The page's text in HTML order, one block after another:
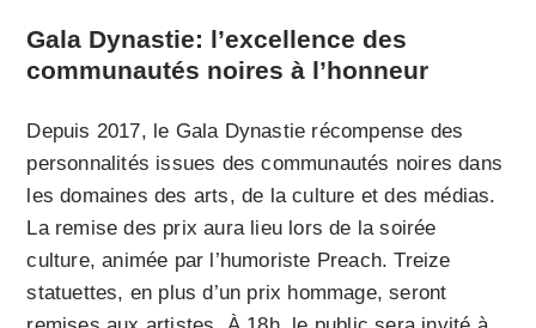
Gala Dynastie: l’excellence des
communautés noires à l’honneur
Depuis 2017, le Gala Dynastie récompense des
personnalités issues des communautés noires dans
les domaines des arts, de la culture et des médias.
La remise des prix aura lieu lors de la soirée
culture, animée par l’humoriste Preach. Treize
statuettes, en plus d’un prix hommage, seront